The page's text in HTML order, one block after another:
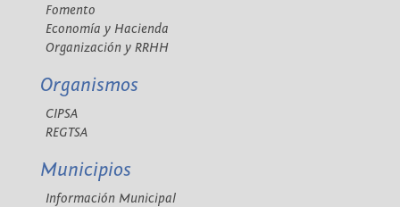
Fomento
Economía y Hacienda
Organización y RRHH
Organismos
CIPSA
REGTSA
Municipios
Información Municipal